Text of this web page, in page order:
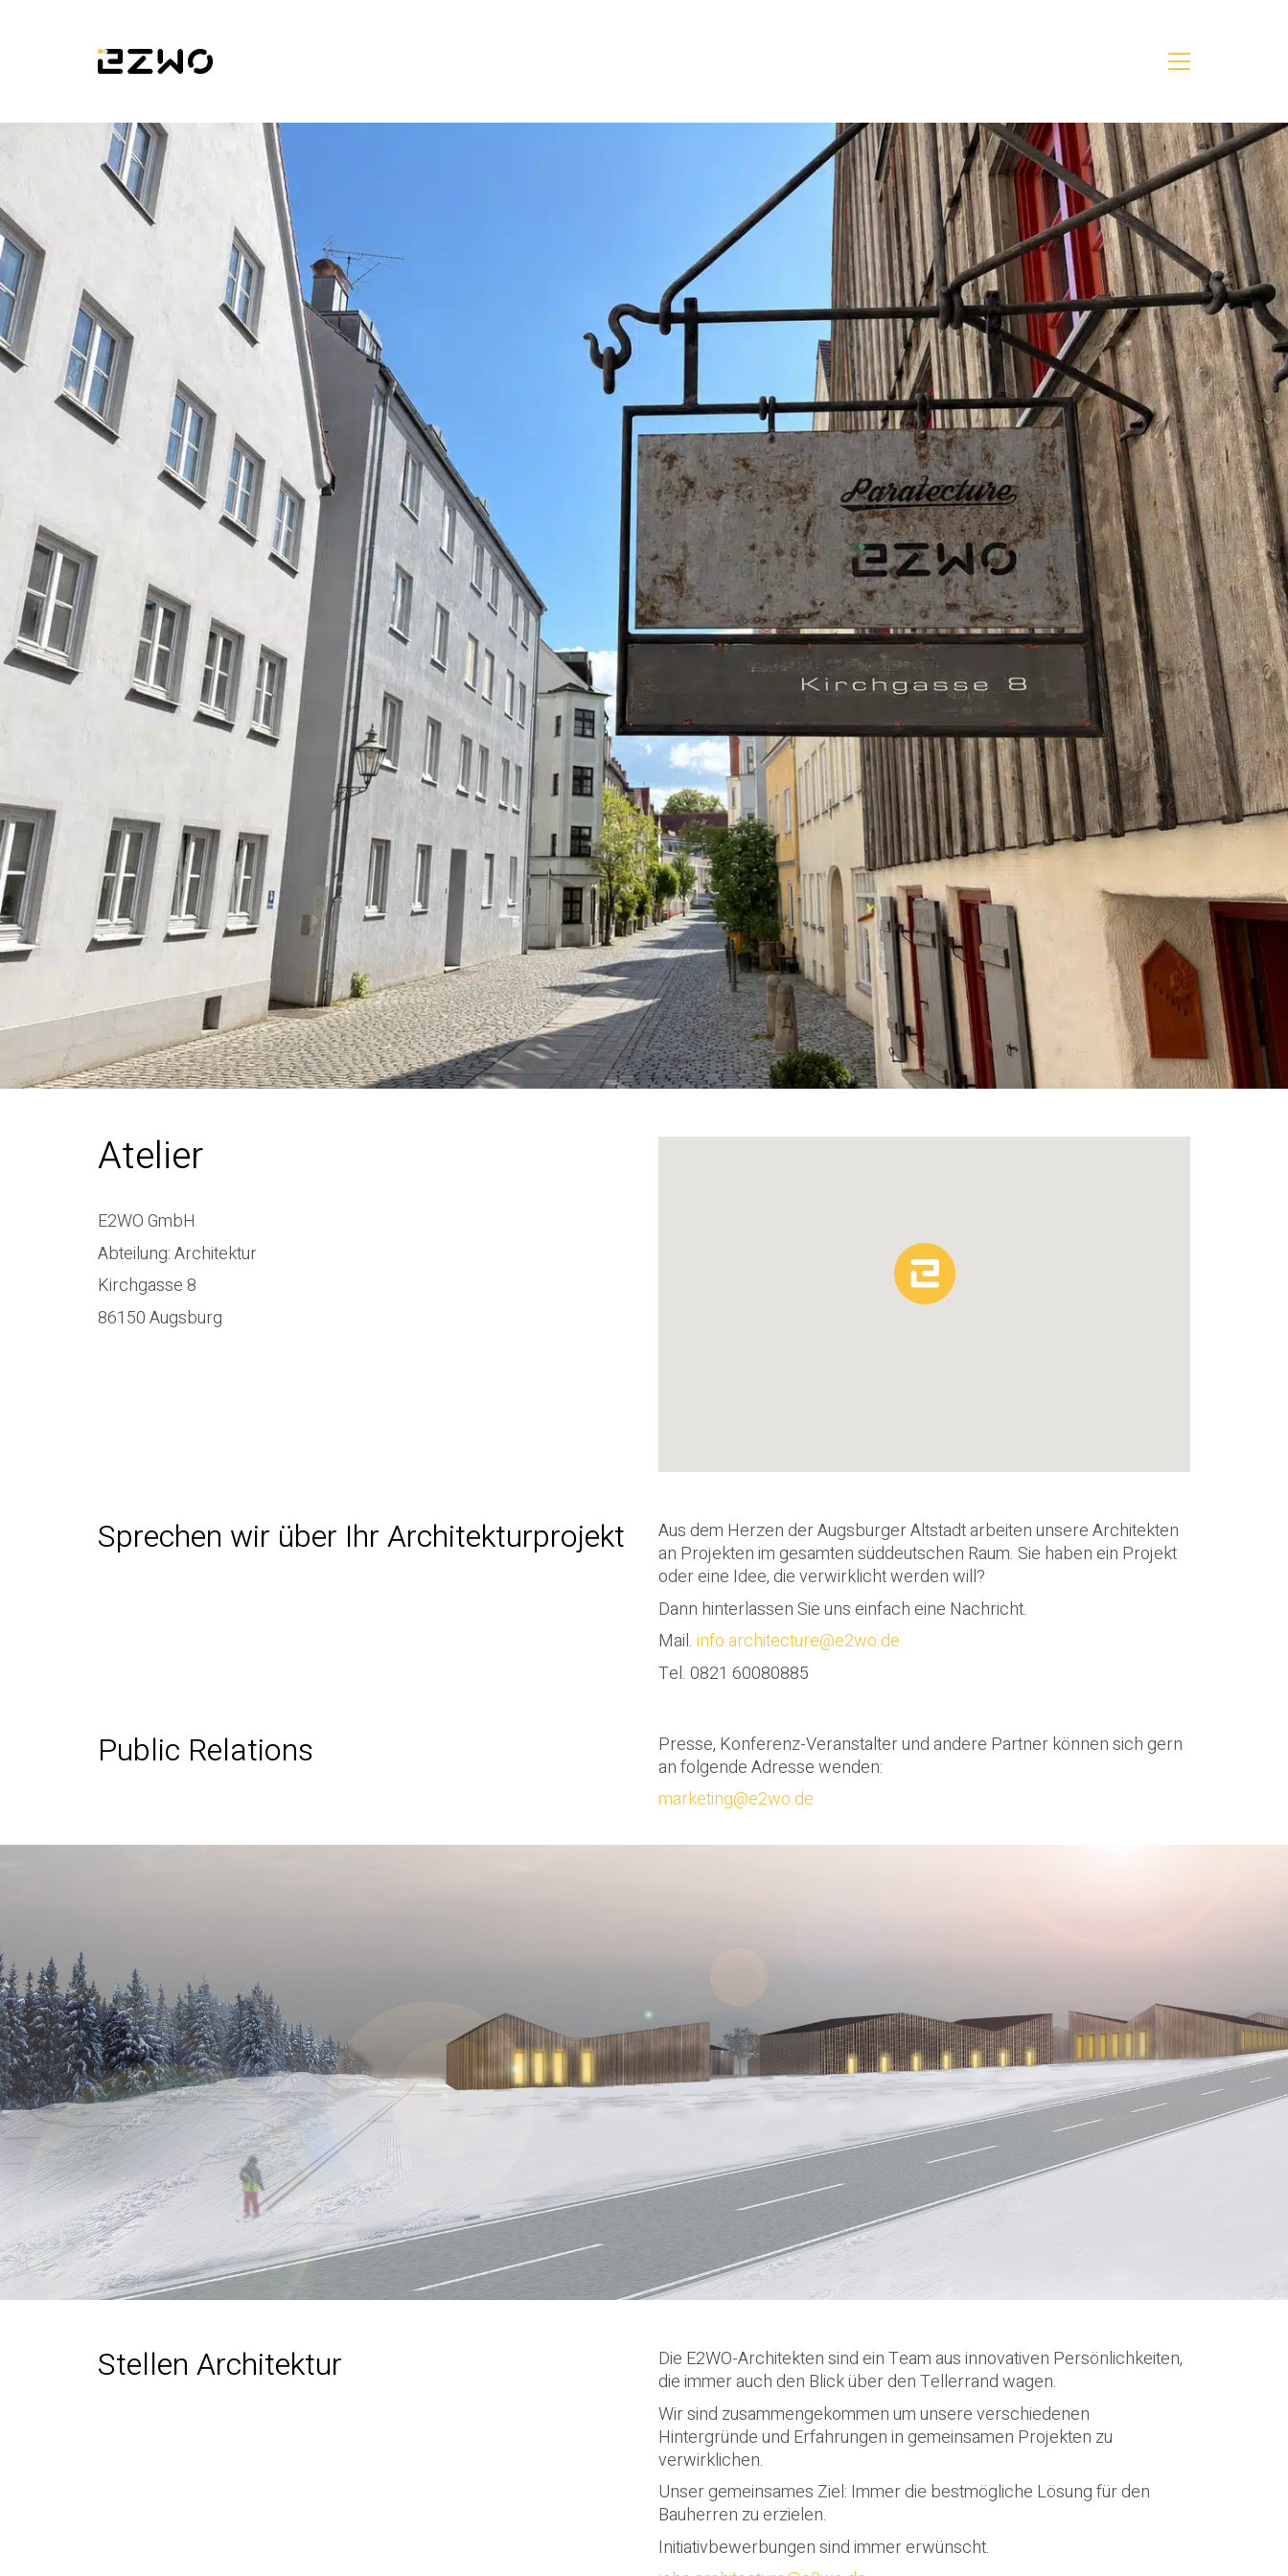
Atelier
E2WO GmbH
Abteilung: Architektur
Kirchgasse 8
86150 Augsburg
Sprechen wir über Ihr Architekturprojekt
Aus dem Herzen der Augsburger Altstadt arbeiten unsere Architekten
an Projekten im gesamten süddeutschen Raum. Sie haben ein Projekt
oder eine Idee, die verwirklicht werden will?
Dann hinterlassen Sie uns einfach eine Nachricht.
Mail. info.architecture@e2wo.de
Tel. 0821 60080885
Public Relations
Presse, Konferenz-Veranstalter und andere Partner können sich gern
an folgende Adresse wenden:
marketing@e2wo.de
Stellen Architektur
Die E2WO-Architekten sind ein Team aus innovativen Persönlichkeiten,
die immer auch den Blick über den Tellerrand wagen.
Wir sind zusammengekommen um unsere verschiedenen
Hintergründe und Erfahrungen in gemeinsamen Projekten zu
verwirklichen.
Unser gemeinsames Ziel: Immer die bestmögliche Lösung für den
Bauherren zu erzielen.
Initiativbewerbungen sind immer erwünscht.